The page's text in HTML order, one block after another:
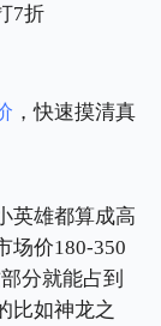
7折
，快速摸清真
英雄都算成高
场价180-350
分就能占到
比如神龙之